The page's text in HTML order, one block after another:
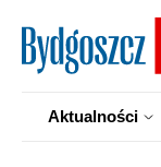
Aktualności